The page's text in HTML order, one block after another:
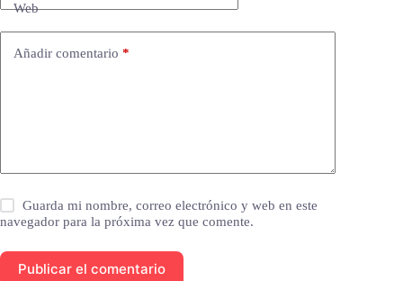
Web
Añadir comentario *
Guarda mi nombre, correo electrónico y web en este
navegador para la próxima vez que comente.
Publicar el comentario